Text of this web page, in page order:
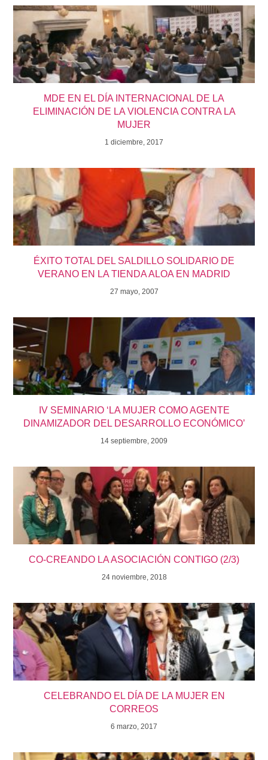
MDE EN EL DÍA INTERNACIONAL DE LA
ELIMINACIÓN DE LA VIOLENCIA CONTRA LA
MUJER
1 diciembre, 2017
ÉXITO TOTAL DEL SALDILLO SOLIDARIO DE
VERANO EN LA TIENDA ALOA EN MADRID
27 mayo, 2007
IV SEMINARIO ‘LA MUJER COMO AGENTE
DINAMIZADOR DEL DESARROLLO ECONÓMICO’
14 septiembre, 2009
CO-CREANDO LA ASOCIACIÓN CONTIGO (2/3)
24 noviembre, 2018
CELEBRANDO EL DÍA DE LA MUJER EN
CORREOS
6 marzo, 2017